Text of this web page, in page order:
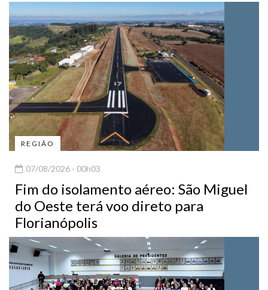
REGIÃO
07/08/2026 - 00h03
Fim do isolamento aéreo: São Miguel
do Oeste terá voo direto para
Florianópolis